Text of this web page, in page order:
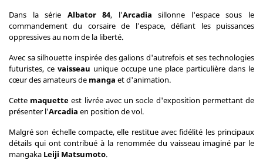
Dans la série Albator 84, l'Arcadia sillonne l'espace sous le
commandement du corsaire de l'espace, défiant les puissances
oppressives au nom de la liberté.
Avec sa silhouette inspirée des galions d'autrefois et ses technologies
futuristes, ce vaisseau unique occupe une place particulière dans le
cœur des amateurs de manga et d'animation.
Cette maquette est livrée avec un socle d'exposition permettant de
présenter l'Arcadia en position de vol.
Malgré son échelle compacte, elle restitue avec fidélité les principaux
détails qui ont contribué à la renommée du vaisseau imaginé par le
mangaka Leiji Matsumoto.